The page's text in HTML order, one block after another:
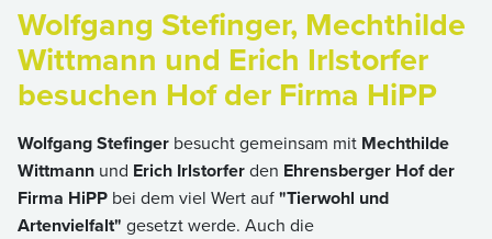
Wolfgang Stefinger, Mechthilde
Wittmann und Erich Irlstorfer
besuchen Hof der Firma HiPP
Wolfgang Stefinger besucht gemeinsam mit Mechthilde
Wittmann und Erich Irlstorferden Ehrensberger Hof der
Firma HiPP bei dem viel Wert auf"Tierwohl und
Artenvielfalt" gesetzt werde. Auch die